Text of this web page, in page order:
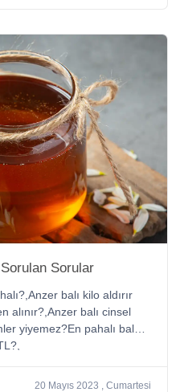
Sorular
balı kilo aldırır
alınır?,Anzer balı cinsel
yiyemez?En pahalı bal
20 Mayıs 2023 , Cumartesi